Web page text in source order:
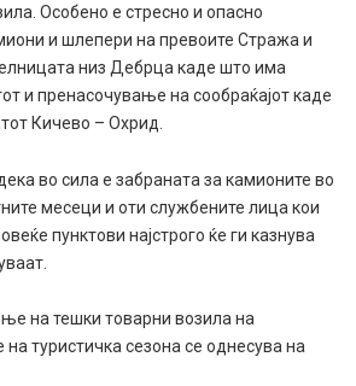
Особено е стресно и опасно
и шлепери на превоите Стража и
низ Дебрца каде што има
и пренасочување на сообраќајот каде
Кичево – Охрид.
во сила е забраната за камионите во
месеци и оти службените лица кои
пунктови најстрого ќе ги казнува
на тешки товарни возила на
туристичка сезона се однесува на